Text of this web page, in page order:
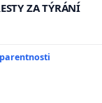
ZA TÝRÁNÍ